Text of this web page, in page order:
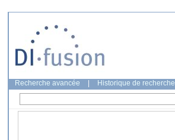
Recherche avancée Historique de recherche